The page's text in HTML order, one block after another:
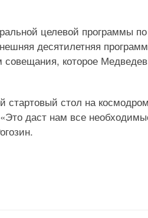
целевой программы по
десятилетняя
совещания, которое Медведев
стартовый стол на
даст нам все